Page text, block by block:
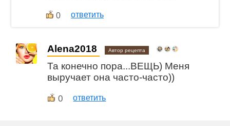
0 ответить
Alena2018 Автор рецепта
Та конечно пора...ВЕЩЬ) Меня
выручает она часто-часто))
0 ответить